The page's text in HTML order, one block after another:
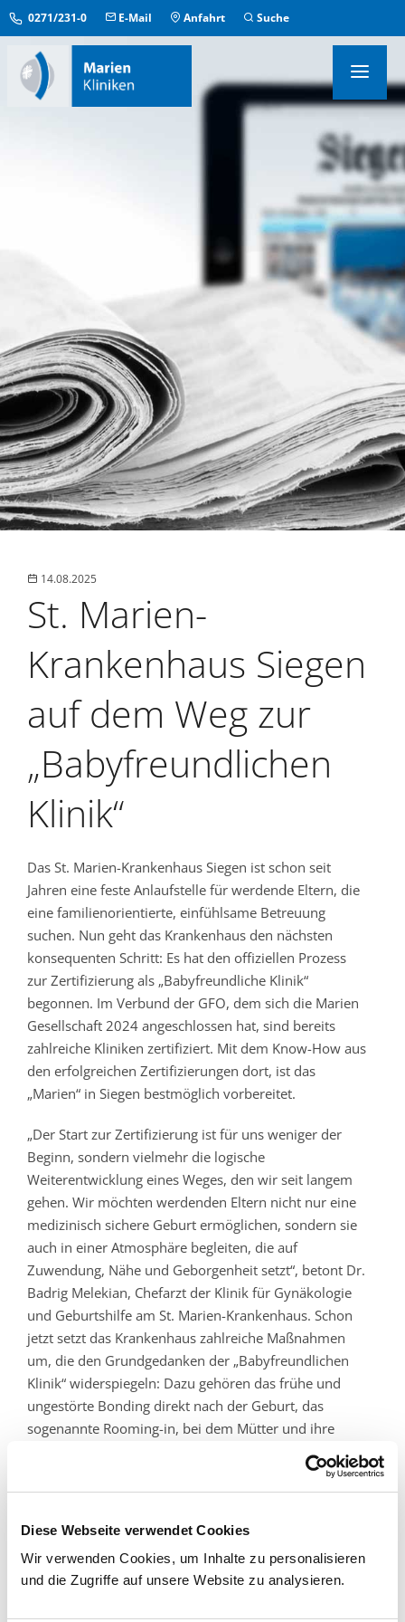
Diese Webseite verwendet Cookies
Wir verwenden Cookies, um Inhalte zu personalisieren
und die Zugriffe auf unsere Website zu analysieren.
0271/231-0 E-Mail Anfahrt Suche
14.08.2025
St. Marien-
Krankenhaus Siegen
auf dem Weg zur
„Babyfreundlichen
Klinik“
Das St. Marien-Krankenhaus Siegen ist schon seit
Jahren eine feste Anlaufstelle für werdende Eltern, die
eine familienorientierte, einfühlsame Betreuung
suchen. Nun geht das Krankenhaus den nächsten
konsequenten Schritt: Es hat den offiziellen Prozess
zur Zertifizierung als „Babyfreundliche Klinik“
begonnen. Im Verbund der GFO, dem sich die Marien
Gesellschaft 2024 angeschlossen hat, sind bereits
zahlreiche Kliniken zertifiziert. Mit dem Know-How aus
den erfolgreichen Zertifizierungen dort, ist das
„Marien“ in Siegen bestmöglich vorbereitet.
„Der Start zur Zertifizierung ist für uns weniger der
Beginn, sondern vielmehr die logische
Weiterentwicklung eines Weges, den wir seit langem
gehen. Wir möchten werdenden Eltern nicht nur eine
medizinisch sichere Geburt ermöglichen, sondern sie
auch in einer Atmosphäre begleiten, die auf
Zuwendung, Nähe und Geborgenheit setzt“, betont Dr.
Badrig Melekian, Chefarzt der Klinik für Gynäkologie
und Geburtshilfe am St. Marien-Krankenhaus. Schon
jetzt setzt das Krankenhaus zahlreiche Maßnahmen
um, die den Grundgedanken der „Babyfreundlichen
Klinik“ widerspiegeln: Dazu gehören das frühe und
ungestörte Bonding direkt nach der Geburt, das
sogenannte Rooming-in, bei dem Mütter und ihre
Neugeborenen rund um die Uhr zusammenbleiben,
sowie eine individuelle Stillförderung durch erfahrene,
speziell geschulte Fachkräfte.
Die Zertifizierung durch die WHO und UNICEF, die auf
den „Zehn Schritten zum erfolgreichen Stillen“ sowie
den B.E.St.-Kriterien (Bindung, Entwicklung, Stillen)